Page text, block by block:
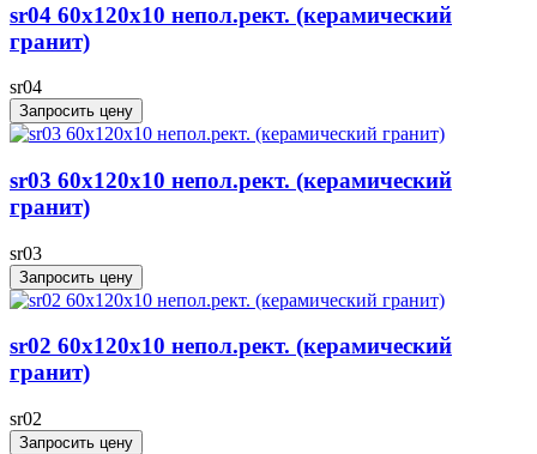
sr04 60x120х10 непол.рект. (керамический
гранит)
sr04
Запросить цену
sr03 60x120х10 непол.рект. (керамический
гранит)
sr03
Запросить цену
sr02 60x120х10 непол.рект. (керамический
гранит)
sr02
Запросить цену